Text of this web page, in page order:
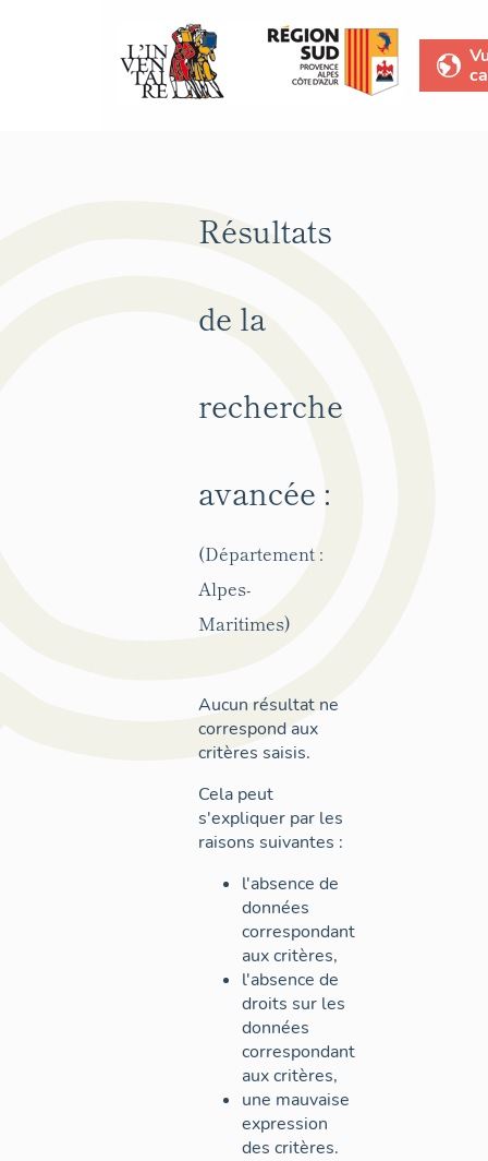
Résultats
de la
recherche
avancée :
(Département :
Alpes-
Maritimes)
Aucun résultat ne
correspond aux
critères saisis.
Cela peut
s'expliquer par les
raisons suivantes :
l'absence de
données
correspondant
aux critères,
l'absence de
droits sur les
données
correspondant
aux critères,
une mauvaise
expression
des critères.